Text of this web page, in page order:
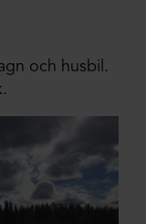
och husbil.